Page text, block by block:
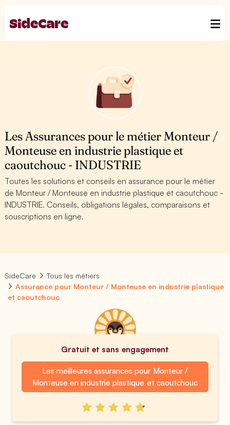
Les Assurances pour le métier Monteur /
Monteuse en industrie plastique et
caoutchouc - INDUSTRIE
Toutes les solutions et conseils en assurance pour le métier
de Monteur / Monteuse en industrie plastique et caoutchouc -
INDUSTRIE. Conseils, obligations légales, comparaisons et
souscriptions en ligne.
SideCare
Tous les métiers
Assurance pour Monteur / Monteuse en industrie plastique
et caoutchouc
Gratuit et sans engagement
Les meilleures assurances pour Monteur /
Monteuse en industrie plastique et caoutchouc